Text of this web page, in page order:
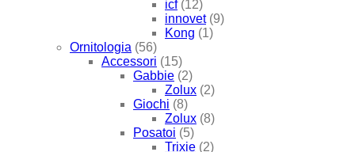
icf (12)
innovet (9)
Kong (1)
Ornitologia (56)
Accessori (15)
Gabbie (2)
Zolux (2)
Giochi (8)
Zolux (8)
Posatoi (5)
Trixie (2)